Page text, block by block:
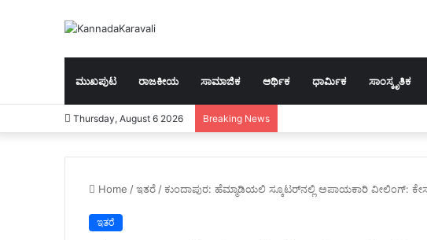
ಮುಖಪುಟ ರಾಜಕೀಯ ಸಾಮಾಜಿಕ ಆರ್ಥಿಕ ಧಾರ್ಮಿಕ ಸಾಂಸ್ಕೃತಿಕ
Thursday, August 6 2026 Breaking News
Home / ಇತರೆ / ಕುಂದಾಪುರ: ಹೆಮ್ಮಾಡಿಯಲಿ ಸ್ಕೂಟರ್‌ನಲ್ಲಿ ಅಪಾಯಕಾರಿ ವೀಲಿಂಗ್:
ಇತರೆ